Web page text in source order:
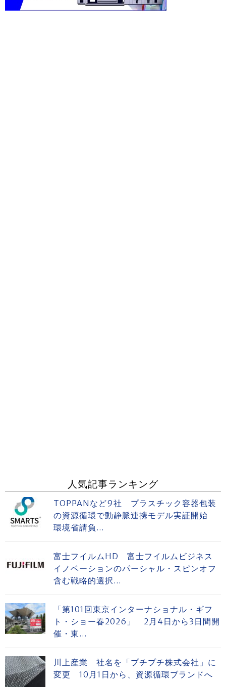
人気記事ランキング
TOPPANなど9社 プラスチック容器包装
の資源循環で動静脈連携モデル実証開始
環境省請負...
富士フイルムHD 富士フイルムビジネス
イノベーションのパーシャル・スピンオフ
含む戦略的選択...
「第101回東京インターナショナル・ギフ
ト・ショー春2026」 2月4日から3日間開
催・東...
川上産業 社名を「プチプチ株式会社」に
変更 10月1日から、資源循環ブランドへ